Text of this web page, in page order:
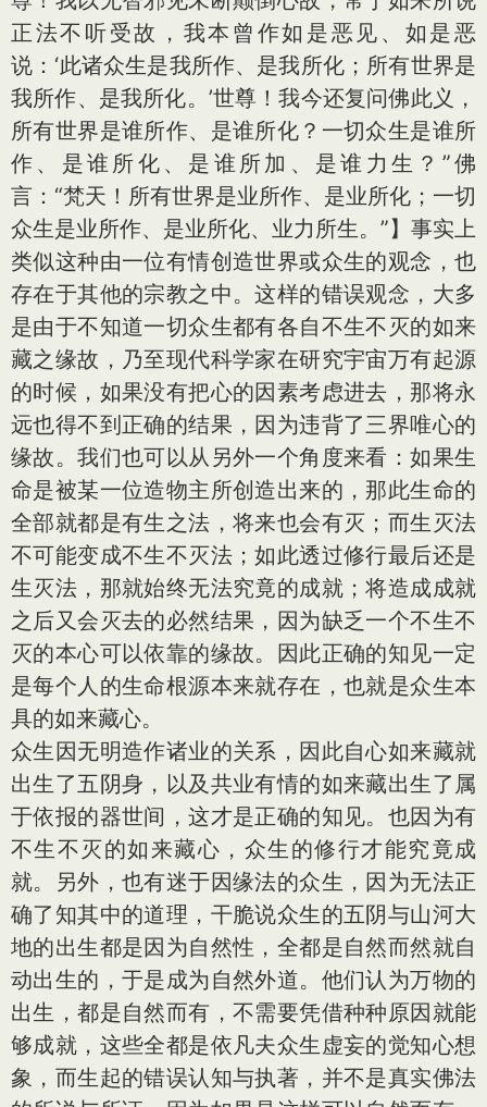
正法不听受故，我本曾作如是恶见、如是恶
说：‘此诸众生是我所作、是我所化；所有世界是
我所作、是我所化。’世尊！我今还复问佛此义，
所有世界是谁所作、是谁所化？一切众生是谁所
作、是谁所化、是谁所加、是谁力生？”佛
言：“梵天！所有世界是业所作、是业所化；一切
众生是业所作、是业所化、业力所生。”】事实上
类似这种由一位有情创造世界或众生的观念，也
存在于其他的宗教之中。这样的错误观念，大多
是由于不知道一切众生都有各自不生不灭的如来
藏之缘故，乃至现代科学家在研究宇宙万有起源
的时候，如果没有把心的因素考虑进去，那将永
远也得不到正确的结果，因为违背了三界唯心的
缘故。我们也可以从另外一个角度来看：如果生
命是被某一位造物主所创造出来的，那此生命的
全部就都是有生之法，将来也会有灭；而生灭法
不可能变成不生不灭法；如此透过修行最后还是
生灭法，那就始终无法究竟的成就；将造成成就
之后又会灭去的必然结果，因为缺乏一个不生不
灭的本心可以依靠的缘故。因此正确的知见一定
是每个人的生命根源本来就存在，也就是众生本
具的如来藏心。
众生因无明造作诸业的关系，因此自心如来藏就
出生了五阴身，以及共业有情的如来藏出生了属
于依报的器世间，这才是正确的知见。也因为有
不生不灭的如来藏心，众生的修行才能究竟成
就。另外，也有迷于因缘法的众生，因为无法正
确了知其中的道理，干脆说众生的五阴与山河大
地的出生都是因为自然性，全都是自然而然就自
动出生的，于是成为自然外道。他们认为万物的
出生，都是自然而有，不需要凭借种种原因就能
够成就，这些全都是依凡夫众生虚妄的觉知心想
象，而生起的错误认知与执著，并不是真实佛法